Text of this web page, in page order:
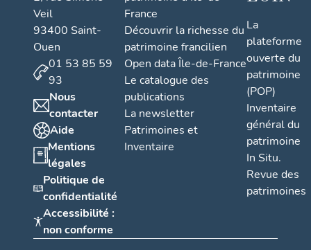
Veil
93400 Saint-
Ouen
01 53 85 59
93
Nous
contacter
Aide
Mentions
légales
Politique de
confidentialité
Accessibilité :
non conforme
France
Découvrir la richesse du
patrimoine francilien
Open data Île-de-France
Le catalogue des
publications
La newsletter
Patrimoines et
Inventaire
La
plateforme
ouverte du
patrimoine
(POP)
Inventaire
général du
patrimoine
In Situ.
Revue des
patrimoines